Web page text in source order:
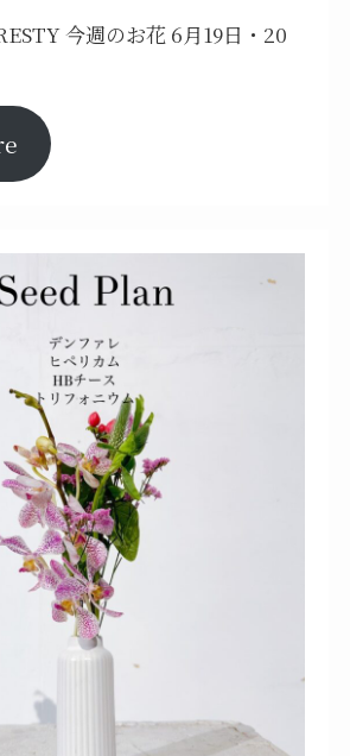
今週のお花 6月19日・20